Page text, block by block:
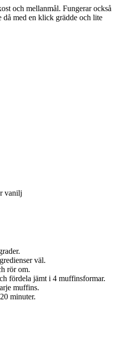
och mellanmål. Fungerar också
då med en klick grädde och lite
vanilj
väl.
rör om.
fördela jämt i 4 muffinsformar.
muffins.
minuter.